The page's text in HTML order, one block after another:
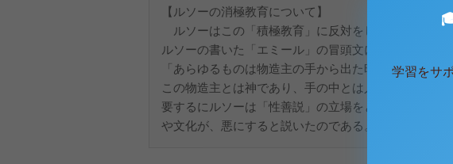
【ルソーの消極教育について】
ルソーはこの「積極教育」に反対をし、「消極教育
ルソーの書いた「エミール」の冒頭文にはこう記され
「あらゆるものは物造主の手から出た時は善である
この物造主とは神であり、手の中とは人間の文化や社
要するにルソーは「性善説」の立場をとったのである
や文化が、悪にすると説いたのである。よってルソー
学習をサ